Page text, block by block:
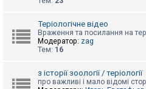
Теріологічне відео
Враження та посилання на
Модератор: zag
Тем: 16
з історії зоології / теріології
про важливі і мало відомі